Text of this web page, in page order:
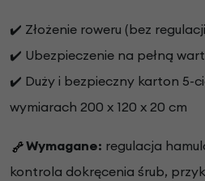
✔️ Złożenie roweru (bez
✔️ Ubezpieczenie na pełną
✔️ Duży i bezpieczny karton 5-
wymiarach 200 x 120 x 20 cm
Wymagane: regulacja
kontrola dokręcenia śrub,